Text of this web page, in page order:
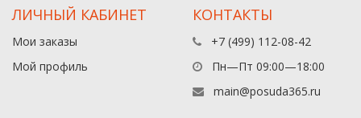
ЛИЧНЫЙ КАБИНЕТ
Мои заказы
Мой профиль
КОНТАКТЫ
+7 (499) 112-08-42
Пн—Пт 09:00—18:00
main@posuda365.ru